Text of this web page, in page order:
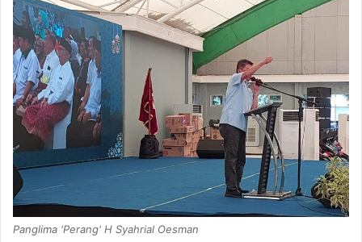
Panglima 'Perang' H Syahrial Oesman